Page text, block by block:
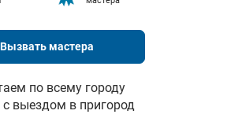
Вызвать мастера
по всему городу
с выездом в пригород